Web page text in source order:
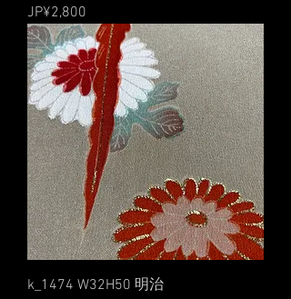
價格
JP¥2,800
k_1474 W32H50 明治